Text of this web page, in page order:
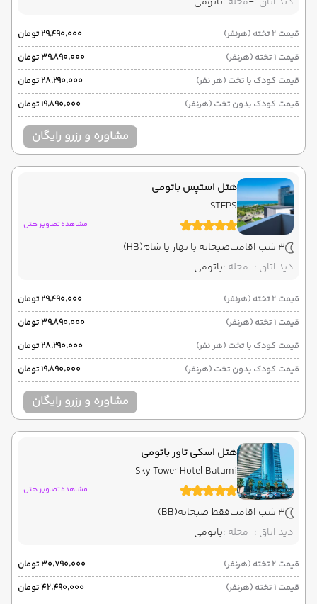
قیمت 2 تخته (هرنفر)
۲۹٬۴۹۰٬۰۰۰ تومان
قیمت 1 تخته (هرنفر)
۳۹٬۸۹۰٬۰۰۰ تومان
قیمت کودک با تخت (هر نفر)
۲۸٬۲۹۰٬۰۰۰ تومان
قیمت کودک بدون تخت (هرنفر)
۱۹٬۸۹۰٬۰۰۰ تومان
مشاوره و رزرو رایگان
هتل استپس باتومی
STEPS
مشاهده تصاویر هتل
3 شب اقامت صبحانه با نهار یا شام(HB)
دید اتاق :-محله :باتومی
قیمت 2 تخته (هرنفر)
۲۹٬۴۹۰٬۰۰۰ تومان
قیمت 1 تخته (هرنفر)
۳۹٬۸۹۰٬۰۰۰ تومان
قیمت کودک با تخت (هر نفر)
۲۸٬۲۹۰٬۰۰۰ تومان
قیمت کودک بدون تخت (هرنفر)
۱۹٬۸۹۰٬۰۰۰ تومان
مشاوره و رزرو رایگان
هتل اسکی تاور باتومی
Sky Tower Hotel Batumi
مشاهده تصاویر هتل
3 شب اقامت فقط صبحانه(BB)
دید اتاق :-محله :باتومی
قیمت 2 تخته (هرنفر)
۳۰٬۷۹۰٬۰۰۰ تومان
قیمت 1 تخته (هرنفر)
۴۲٬۴۹۰٬۰۰۰ تومان